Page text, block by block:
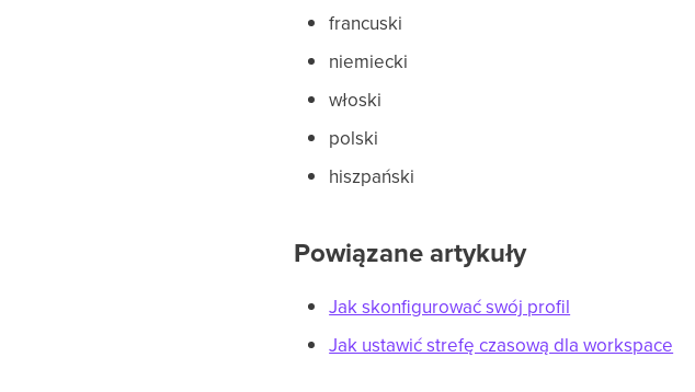
francuski
niemiecki
włoski
polski
hiszpański
Powiązane artykuły
Jak skonfigurować swój profil
Jak ustawić strefę czasową dla workspace